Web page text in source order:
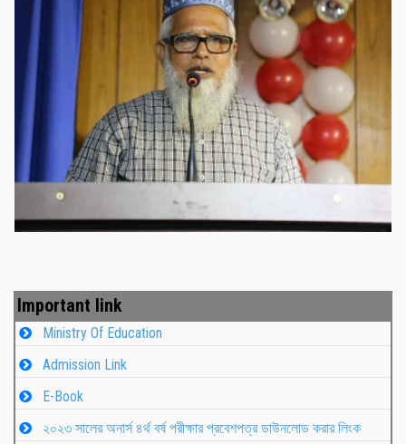
নবীনবরণ - ২০২৫
Important link
Ministry Of Education
Admission Link
E-Book
২০২৩ সালের অনার্স ৪র্থ বর্ষ পরীক্ষার প্রবেশপত্র ডাউনলোড করার লিংক